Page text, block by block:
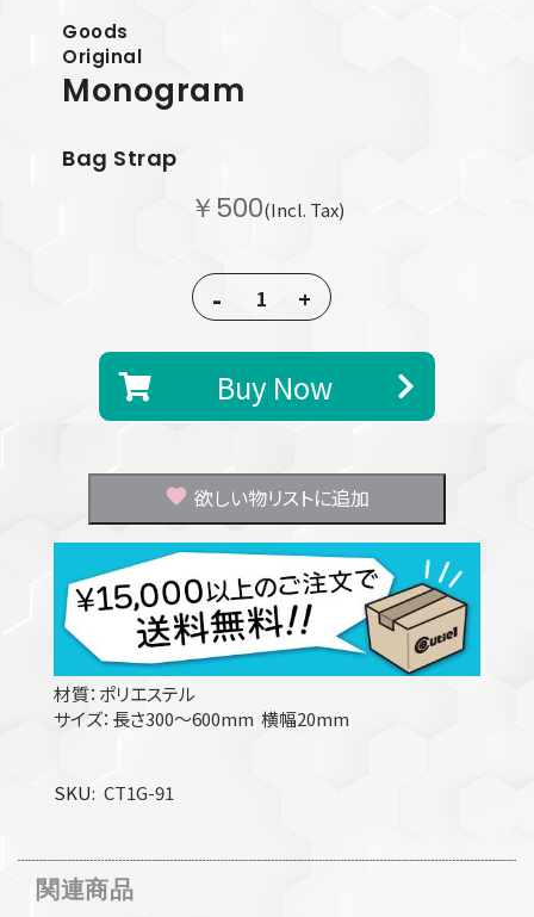
Goods
Original
Monogram
Bag Strap
￥500(Incl. Tax)
- +
Buy Now
欲しい物リストに追加
材質：ポリエステル
サイズ：長さ300～600mm 横幅20mm
SKU CT1G-91
関連商品